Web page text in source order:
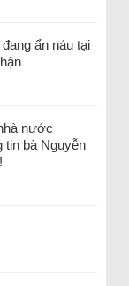
ẩn náu tại
nước
tin bà Nguyễn